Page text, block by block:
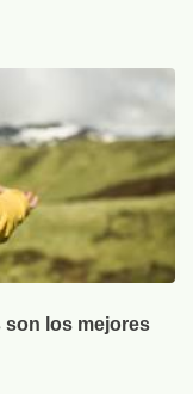
son los mejores